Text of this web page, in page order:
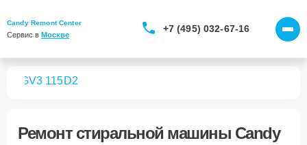
Candy Remont Center
Сервис в Москве
+7 (495) 032-67-16
GV3 115D2
Ремонт стиральной машины Candy